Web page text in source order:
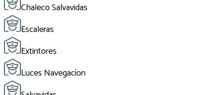
Chaleco Salvavidas
Escaleras
Extintores
Luces Navegacíon